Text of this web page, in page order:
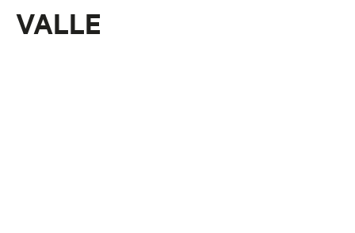
VALLE